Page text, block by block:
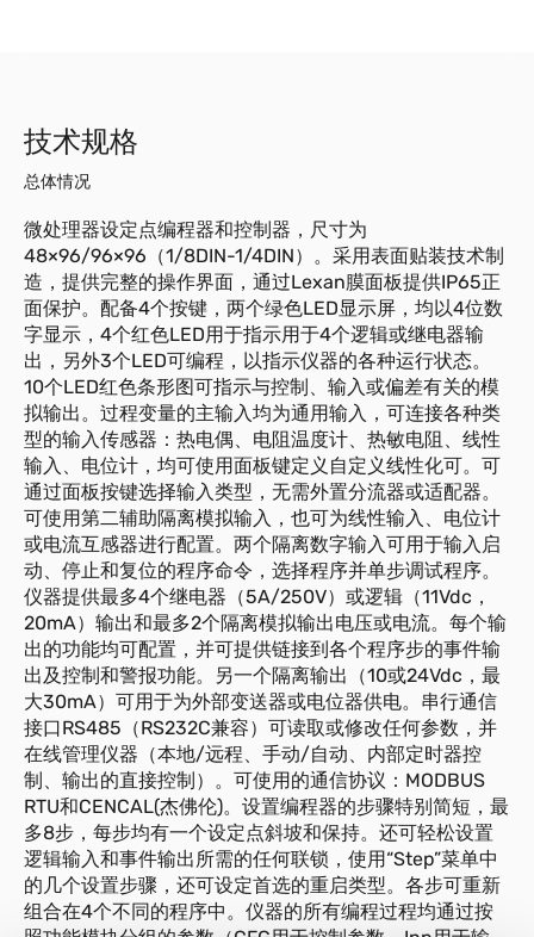
技术规格
总体情况
微处理器设定点编程器和控制器，尺寸为
48×96/96×96（1/8DIN-1/4DIN）。采用表面贴装技术制
造，提供完整的操作界面，通过Lexan膜面板提供IP65正
面保护。配备4个按键，两个绿色LED显示屏，均以4位数
字显示，4个红色LED用于指示用于4个逻辑或继电器输
出，另外3个LED可编程，以指示仪器的各种运行状态。
10个LED红色条形图可指示与控制、输入或偏差有关的模
拟输出。过程变量的主输入均为通用输入，可连接各种类
型的输入传感器：热电偶、电阻温度计、热敏电阻、线性
输入、电位计，均可使用面板键定义自定义线性化可。可
通过面板按键选择输入类型，无需外置分流器或适配器。
可使用第二辅助隔离模拟输入，也可为线性输入、电位计
或电流互感器进行配置。两个隔离数字输入可用于输入启
动、停止和复位的程序命令，选择程序并单步调试程序。
仪器提供最多4个继电器（5A/250V）或逻辑（11Vdc，
20mA）输出和最多2个隔离模拟输出电压或电流。每个输
出的功能均可配置，并可提供链接到各个程序步的事件输
出及控制和警报功能。另一个隔离输出（10或24Vdc，最
大30mA）可用于为外部变送器或电位器供电。串行通信
接口RS485（RS232C兼容）可读取或修改任何参数，并
在线管理仪器（本地/远程、手动/自动、内部定时器控
制、输出的直接控制）。可使用的通信协议：MODBUS
RTU和CENCAL(杰佛伦)。设置编程器的步骤特别简短，最
多8步，每步均有一个设定点斜坡和保持。还可轻松设置
逻辑输入和事件输出所需的任何联锁，使用“Step”菜单中
的几个设置步骤，还可设定首选的重启类型。各步可重新
组合在4个不同的程序中。仪器的所有编程过程均通过按